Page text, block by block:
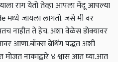
राग येतो तेव्हा आपला मेंदू आपल्या
मध्ये जायला लागतो. जसे मी वर
नाहीत ते हेच. अशा वेळेस डोक्यावर
आणा.बॉक्स ब्रेथिंग पद्धत अशी
नाकाद्वारे ४ श्वास आत घ्या.आत